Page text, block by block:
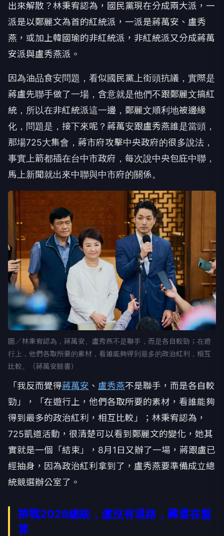
出來解散？林秉宥認為，國民黨現在分成兩大派，一
派是以鄭麗文為首的紅統派，一派是蔣萬安、盧秀
燕，或加上韓國瑜的非紅統派，非紅統派又分成蔣萬
安派與盧秀燕派。
因為油品食安問題，看似國民黨上街頭抗議，實際是
蔣盧先聯手做了一場，含意就是他們不跟鄭麗文搞紅
統，所以在非紅統派這一邊，鄭麗文順利地被邊緣
化，問題是，接下來呢？蔣萬安跟盧秀燕誰是當頭，
那場725大集會，蔣市府攻擊中央政府的很多說法，
事實上箭都插在台中市政府，每次說中央包庇中聯，
馬上新聞就出來中聯與中市府的關係。
圖／林秉宥認為，蔣萬安、盧秀燕不是聯手，而是各自較勁；在遊
行上，他們各取所要的素材，看誰能夠得到最多的政治紅利，相互
比較。（蔣萬安臉書）
「我反而覺得蔣萬安 、 盧秀燕不是聯手，而是各自較
勁」，「在遊行上，他們各取所要的素材，看誰能夠
得到最多的政治紅利，相互比較」；林秉宥認為，
725凱道活動，很清楚可以看到鄭麗文的變化，她其
實就是一個「結束」，8月1日又辦了一場，蔣跟盧已
經抽身，因為政治紅利拿到了，盧秀燕要準備成立總
統競選辦公室了。
拚戰2028總統，盧沒有退路，蔣還在盤
算